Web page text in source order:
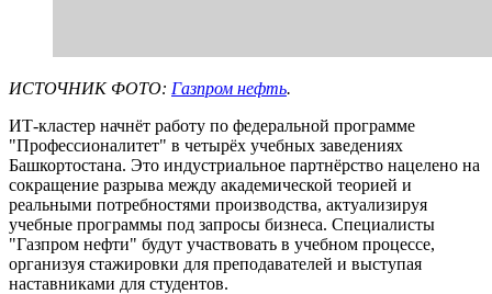
ИСТОЧНИК ФОТО: Газпром нефть.
ИТ-кластер начнёт работу по федеральной программе
"Профессионалитет" в четырёх учебных заведениях
Башкортостана. Это индустриальное партнёрство нацелено на
сокращение разрыва между академической теорией и
реальными потребностями производства, актуализируя
учебные программы под запросы бизнеса. Специалисты
"Газпром нефти" будут участвовать в учебном процессе,
организуя стажировки для преподавателей и выступая
наставниками для студентов.